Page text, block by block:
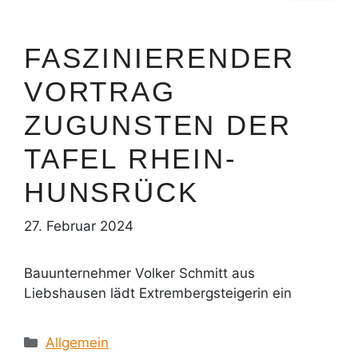
FASZINIERENDER
VORTRAG
ZUGUNSTEN DER
TAFEL RHEIN-
HUNSRÜCK
27. Februar 2024
Bauunternehmer Volker Schmitt aus
Liebshausen lädt Extrembergsteigerin ein
Kategorien
Allgemein